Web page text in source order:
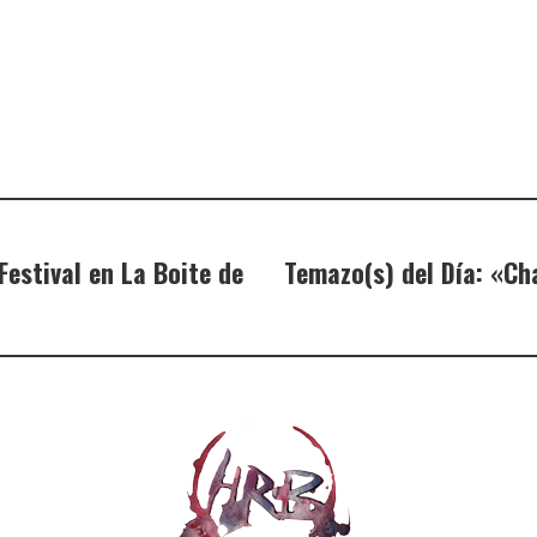
en La Boite de Temazo(s) del Día: